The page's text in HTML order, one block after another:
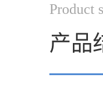
Product
产品